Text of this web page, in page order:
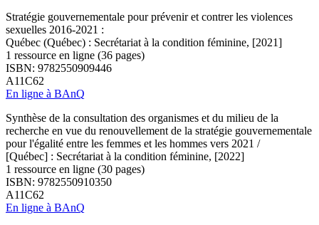
Stratégie gouvernementale pour prévenir et contrer les violences
sexuelles 2016-2021 :
Québec (Québec) : Secrétariat à la condition féminine, [2021]
1 ressource en ligne (36 pages)
ISBN: 9782550909446
A11C62
En ligne à BAnQ
Synthèse de la consultation des organismes et du milieu de la
recherche en vue du renouvellement de la stratégie gouvernementale
pour l'égalité entre les femmes et les hommes vers 2021 /
[Québec] : Secrétariat à la condition féminine, [2022]
1 ressource en ligne (30 pages)
ISBN: 9782550910350
A11C62
En ligne à BAnQ